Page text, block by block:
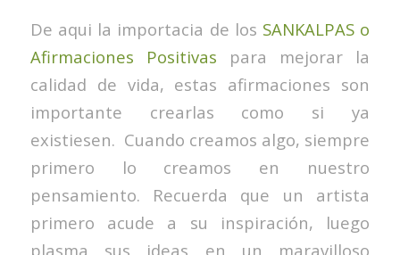
De aqui la importacia de los SANKALPAS o
Afirmaciones Positivas para mejorar la
calidad de vida, estas afirmaciones son
importante crearlas como si ya
existiesen. Cuando creamos algo, siempre
primero lo creamos en nuestro
pensamiento. Recuerda que un artista
primero acude a su inspiración, luego
plasma sus ideas en un maravilloso